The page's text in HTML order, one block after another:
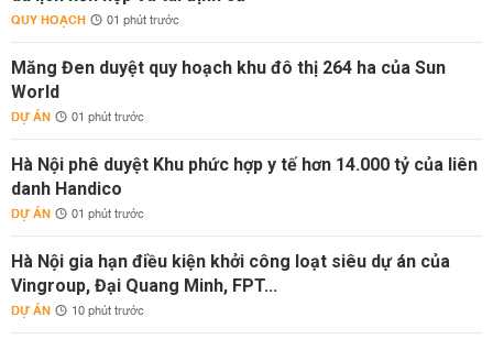
QUY HOẠCH 01 phút trước
Măng Đen duyệt quy hoạch khu đô thị 264 ha của Sun
World
DỰ ÁN 01 phút trước
Hà Nội phê duyệt Khu phức hợp y tế hơn 14.000 tỷ của liên
danh Handico
DỰ ÁN 01 phút trước
Hà Nội gia hạn điều kiện khởi công loạt siêu dự án của
Vingroup, Đại Quang Minh, FPT...
DỰ ÁN 10 phút trước